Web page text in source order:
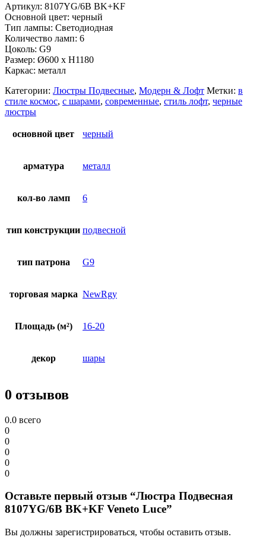
Артикул: 8107YG/6B BK+KF
Основной цвет: черный
Тип лампы: Светодиодная
Количество ламп: 6
Цоколь: G9
Размер: Ø600 x H1180
Каркас: металл
Категории: Люстры Подвесные, Модерн & Лофт Метки: в
стиле космос, с шарами, современные, стиль лофт, черные
люстры
основной цвет черный
арматура металл
кол-во ламп 6
тип конструкции подвесной
тип патрона G9
торговая марка NewRgy
Площадь (м²) 16-20
декор шары
0 отзывов
0.0 всего
0
0
0
0
0
Оставьте первый отзыв “Люстра Подвесная
8107YG/6B BK+KF Veneto Luce”
Вы должны зарегистрироваться, чтобы оставить отзыв.